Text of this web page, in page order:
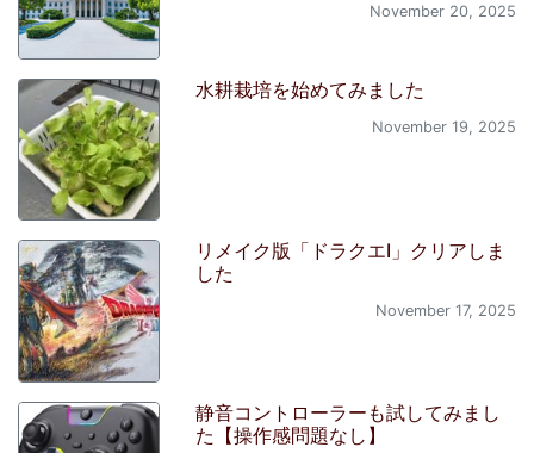
November 20, 2025
水耕栽培を始めてみました
November 19, 2025
リメイク版「ドラクエI」クリアしま
した
November 17, 2025
静音コントローラーも試してみまし
た【操作感問題なし】